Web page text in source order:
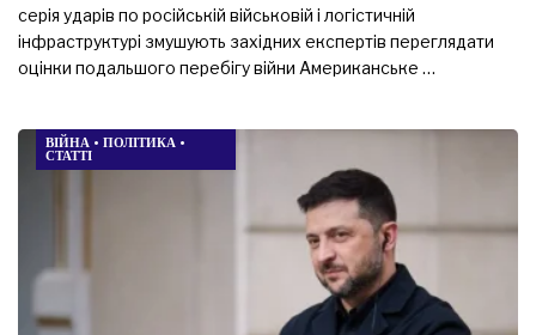
серія ударів по російській військовій і логістичній
інфраструктурі змушують західних експертів переглядати
оцінки подальшого перебігу війни Американське …
ВІЙНА • ПОЛІТИКА •
СТАТТІ